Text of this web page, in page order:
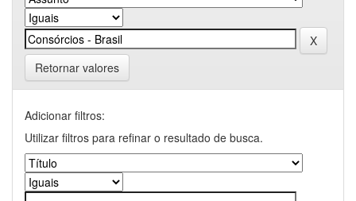
Retornar valores
Adicionar filtros:
Utilizar filtros para refinar o resultado de busca.